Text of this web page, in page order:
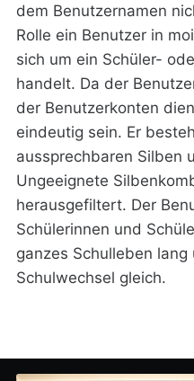
dem Benutzernamen
Rolle ein Benutzer in
sich um ein Schüler-
handelt. Da der
der Benutzerkonten
eindeutig sein. Er
aussprechbaren Silben
Ungeeignete
herausgefiltert. Der
Schülerinnen und
ganzes Schulleben
Schulwechsel gleich.